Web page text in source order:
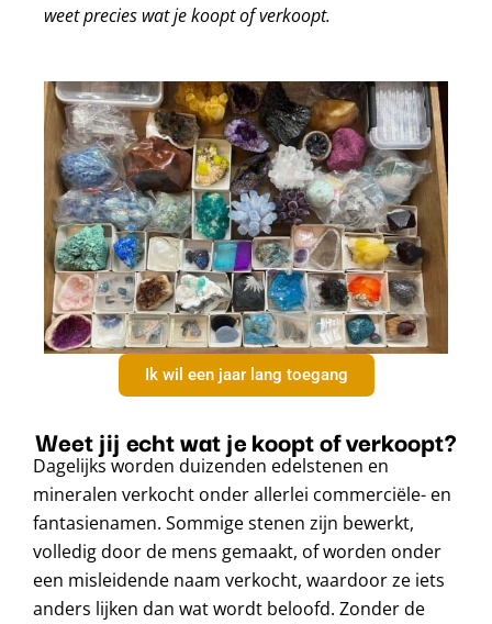
weet precies wat je koopt of verkoopt.
Ik wil een jaar lang toegang
Weet jij echt wat je koopt of verkoopt?
Dagelijks worden duizenden edelstenen en
mineralen verkocht onder allerlei commerciële- en
fantasienamen. Sommige stenen zijn bewerkt,
volledig door de mens gemaakt, of worden onder
een misleidende naam verkocht, waardoor ze iets
anders lijken dan wat wordt beloofd. Zonder de